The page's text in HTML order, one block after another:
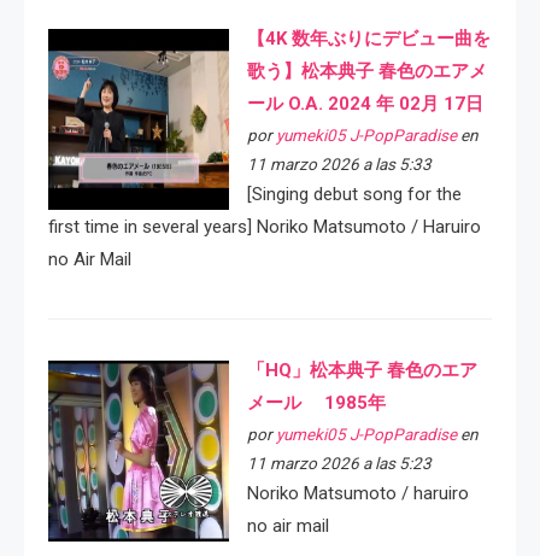
【4K 数年ぶりにデビュー曲を
歌う】松本典子 春色のエアメ
ール O.A. 2024 年 02月 17日
por yumeki05 J-PopParadiseen
11 marzo 2026 a las 5:33
[Singing debut song for the
first time in several years] Noriko Matsumoto / Haruiro
no Air Mail
「HQ」松本典子 春色のエア
メール 1985年
por yumeki05 J-PopParadiseen
11 marzo 2026 a las 5:23
Noriko Matsumoto / haruiro
no air mail